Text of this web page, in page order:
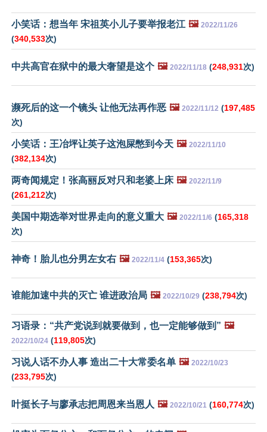
小笑话：想当年 宋祖英小儿子要举报老江 🖼️ 2022/11/26
(340,533次)
中共高官在狱中的最大奢望是这个 🖼️ 2022/11/18 (248,931次)
濒死后的这一个镜头 让他无法再作恶 🖼️ 2022/11/12 (197,485
次)
小笑话：王冶坪让英子这泡屎憋到今天 🖼️ 2022/11/10
(382,134次)
两奇闻规定！张高丽反对只和老婆上床 🖼️ 2022/11/9
(261,212次)
美国中期选举对世界走向的意义重大 🖼️ 2022/11/6 (165,318
次)
神奇！胎儿也分男左女右 🖼️ 2022/11/4 (153,365次)
谁能加速中共的灭亡 谁进政治局 🖼️ 2022/10/29 (238,794次)
习语录：“共产党说到就要做到，也一定能够做到” 🖼️
2022/10/24 (119,805次)
习说人话不办人事 造出二十大常委名单 🖼️ 2022/10/23
(233,795次)
叶挺长子与廖承志把周恩来当恩人 🖼️ 2022/10/21 (160,774次)